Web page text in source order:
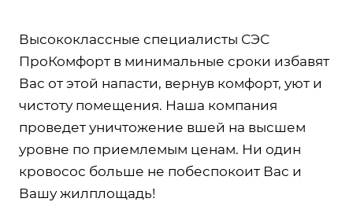
Высококлассные специалисты СЭС
ПроКомфорт в минимальные сроки избавят
Вас от этой напасти, вернув комфорт, уют и
чистоту помещения. Наша компания
проведет уничтожение вшей на высшем
уровне по приемлемым ценам. Ни один
кровосос больше не побеспокоит Вас и
Вашу жилплощадь!